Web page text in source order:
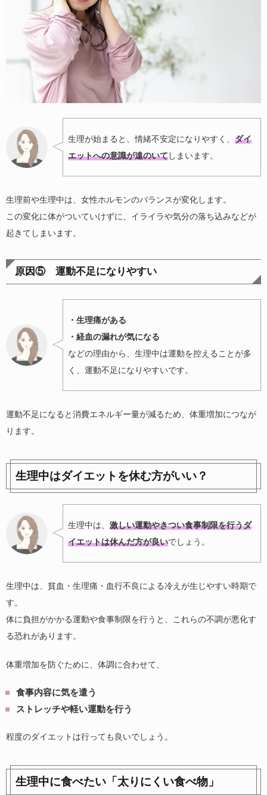
生理が始まると、情緒不安定になりやすく、 ダイ
エットへの意識が遠のいてしまいます。
生理前や生理中は、女性ホルモンのバランスが変化します。
この変化に体がついていけずに、イライラや気分の落ち込みなどが
起きてしまいます。
原因⑤ 運動不足になりやすい
・生理痛がある
・経血の漏れが気になる
などの理由から、生理中は運動を控えることが多
く、運動不足になりやすいです。
運動不足になると消費エネルギー量が減るため、体重増加につなが
ります。
生理中はダイエットを休む方がいい？
生理中は、 激しい運動やきつい食事制限を行うダ
イエットは休んだ方が良いでしょう。
生理中は、貧血・生理痛・血行不良による冷えが生じやすい時期で
す。
体に負担がかかる運動や食事制限を行うと、これらの不調が悪化す
る恐れがあります。
体重増加を防ぐために、体調に合わせて、
食事内容に気を遣う
ストレッチや軽い運動を行う
程度のダイエットは行っても良いでしょう。
生理中に食べたい「太りにくい食べ物」